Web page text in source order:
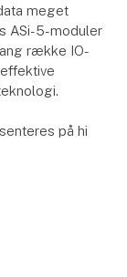
meget
ASi-5-moduler
række IO-
på hi